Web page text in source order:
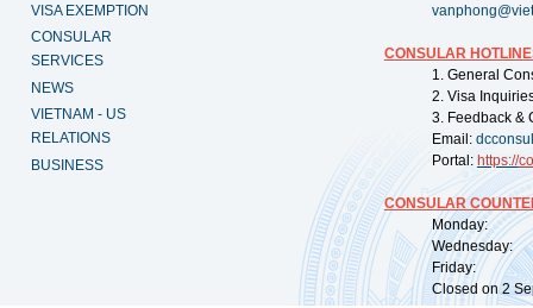
VISA EXEMPTION
CONSULAR
SERVICES
NEWS
VIETNAM - US
RELATIONS
BUSINESS
CONSULAR
1. General
2. Visa
3. Feedback &
Email:
Portal: https://
CONSULAR
Monday:
Wednesday:
Friday:
Closed on 2